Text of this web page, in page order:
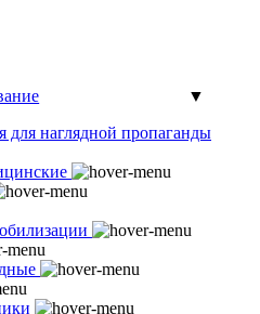
▼
для наглядной пропаганды